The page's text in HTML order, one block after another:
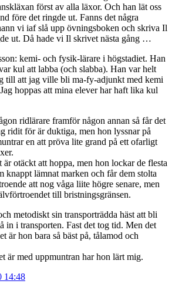
först av alla läxor. Och han lät oss
före det ringde ut. Fanns det några
vi iaf slå upp övningsboken och skriva Il
ut. Då hade vi Il skrivet nästa gång …
kemi- och fysik-lärare i högstadiet. Han
kul att labba (och slabba). Han var helt
till att jag ville bli ma-fy-adjunkt med kemi
hoppas att mina elever har haft lika kul
ridlärare framför någon annan så får det
ridit för är duktiga, men hon lyssnar på
en att pröva lite grand på ett ofarligt
är otäckt att hoppa, men hon lockar de flesta
knappt lämnat marken och får dem stolta
att nog våga liite högre senare, men
till bristningsgränsen.
metodiskt sin transporträdda häst att bli
in i transporten. Fast det tog tid. Men det
är hon bara så bäst på, tålamod och
är med uppmuntran har hon lärt mig.
14:48